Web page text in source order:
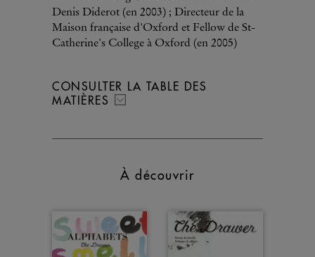
Denis Diderot (en 2003) ; Directeur de la
Maison française d'Oxford et Fellow de St-
Catherine's College à Oxford (en 2005)
CONSULTER LA TABLE DES
MATIÈRES
À découvrir